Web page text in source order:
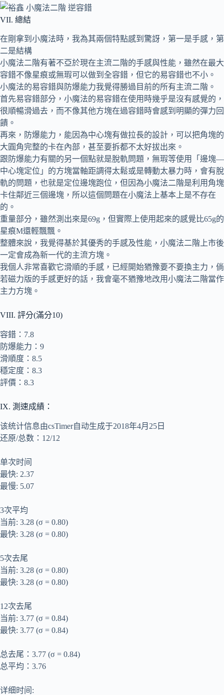
VII. 總結
在剛拿到小魔法時，我為其兩個特點感到驚訝，第一是手感，第
二是結構
小魔法二階有著不亞於現在主流二階的手感與性能，雖然在最大
容錯不像星痕或無瑕可以做到全容錯，但它的易容錯也不小。
小魔法的易容錯與防爆能力我覺得勝過目前的所有主流二階。
首先易容錯部分，小魔法的易容錯在使用時幾乎是沒有感覺的，
很順暢滑過去，而不像其他方塊在過容錯時會感到明顯的彈力回
饋。
再來，防爆能力，能因為中心塊有做拉長的設計，可以把角塊的
大圓角完整的卡在內部，甚至要拆都不太好拔出來。
跟防爆能力有關的另一個點就是脫軌問題，無瑕等使用「邊塊—
中心塊定位」的方塊當軸距調得太鬆或是轉動太暴力時，會有脫
軌的問題，也就是定位邊塊跑位，但因為小魔法二階是利用角塊
卡住鄰近三個邊塊，所以這個問題在小魔法上基本上是不存在
的。
重量部分，雖然測出來是69g，但實際上使用起來的感覺比65g的
星痕M還輕飄飄。
整體來說，我覺得基於其優秀的手感及性能，小魔法二階上市後
一定會成為新一代的主流方塊。
我個人非常喜歡它滑順的手感，已經開始猶豫要不要換主力，倘
若磁力版的手感更好的話，我會毫不猶豫地改用小魔法二階當作
主力方塊。
VIII. 評分(滿分10)
容錯：7.8
防爆能力：9
滑順度：8.5
穩定度：8.3
評價：8.3
IX. 測速成績：
该统计信息由csTimer自动生成于2018年4月25日
还原/总数：12/12
单次时间
最快: 2.37
最慢: 5.07
3次平均
当前: 3.28 (σ = 0.80)
最快: 3.28 (σ = 0.80)
5次去尾
当前: 3.28 (σ = 0.80)
最快: 3.28 (σ = 0.80)
12次去尾
当前: 3.77 (σ = 0.84)
最快: 3.77 (σ = 0.84)
总去尾：3.77 (σ = 0.84)
总平均：3.76
详细时间: